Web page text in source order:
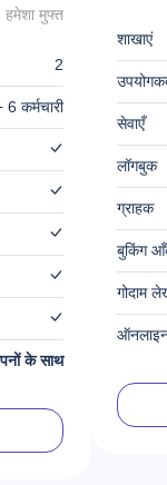
हमेशा मुफ्त
2
कर्मचारी
के साथ
शाखाएं
सेवाएँ
लॉगबुक
ग्राहक
बुकिंग
गोदाम
ऑनलाइन